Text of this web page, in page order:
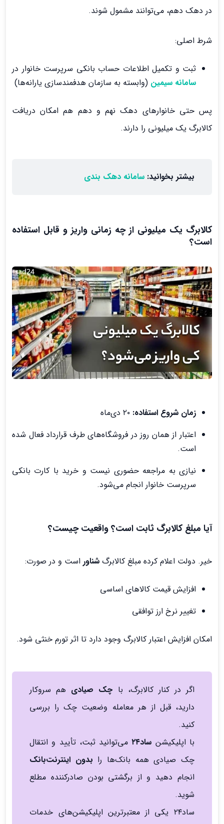
در دهک دهم، می‌توانند مشمول شوند.
شرط اصلی:
ثبت و تکمیل اطلاعات حساب بانکی سرپرست خانوار در
سامانه سیمین (وابسته به سازمان هدفمندسازی یارانه‌ها)
پس حتی خانوارهای دهک نهم و دهم هم امکان دریافت
کالابرگ یک میلیونی را دارند.
بیشتر بخوانید:سامانه دهک بندی
کالابرگ یک میلیونی از چه زمانی واریز و قابل استفاده
است؟
زمان شروع استفاده:
اعتبار از همان روز در فروشگاه‌های طرف قرارداد فعال شده
است.
نیازی به مراجعه حضوری نیست و خرید با کارت بانکی
سرپرست خانوار انجام می‌شود.
آیا مبلغ کالابرگ ثابت است؟ واقعیت چیست؟
خیر. دولت اعلام کرده مبلغ کالابرگ شناور است و در صورت:
افزایش قیمت کالاهای اساسی
تغییر نرخ ارز توافقی
امکان افزایش اعتبار کالابرگ وجود دارد تا اثر تورم خنثی شود.
اگر در کنار کالابرگ، با چک صیادی هم سروکار
دارید، قبل از هر معامله وضعیت چک را بررسی
کنید.
با اپلیکیشن ساد۲۴
می‌توانید ثبت، تأیید و انتقال
چک صیادی همه بانک‌ها را بدون اینترنت‌بانک
انجام دهید و از برگشتی بودن صادرکننده مطلع
شوید.
ساد۲۴ یکی از معتبرترین اپلیکیشن‌های خدمات